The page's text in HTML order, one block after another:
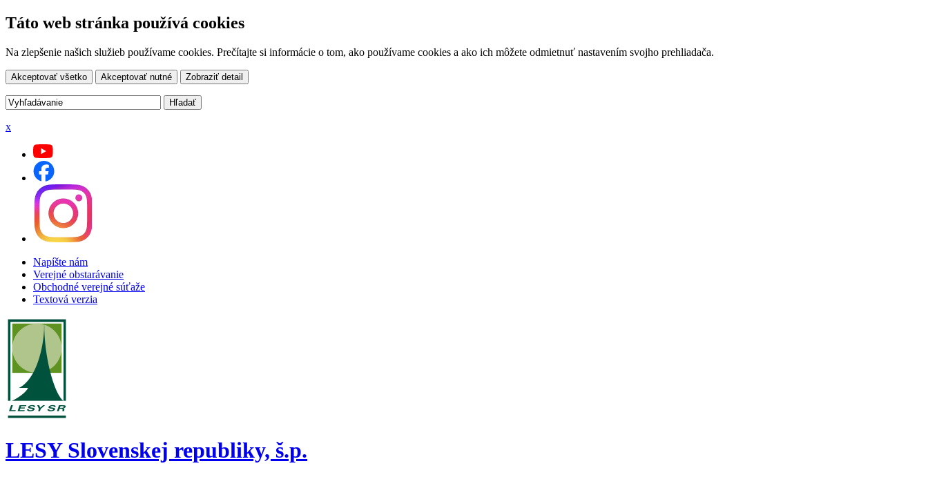
Táto web stránka používá cookies
Na zlepšenie našich služieb používame cookies. Prečítajte si informácie o tom, ako používame cookies a ako ich môžete odmietnuť nastavením svojho prehliadača.
Akceptovať všetko Akceptovať nutné Zobraziť detail
x
Napíšte nám
Verejné obstarávanie
Obchodné verejné súťaže
Textová verzia
LESY Slovenskej republiky, š.p.